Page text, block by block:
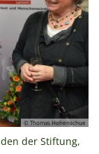
© Thomas Hohenschue
der Stiftung,